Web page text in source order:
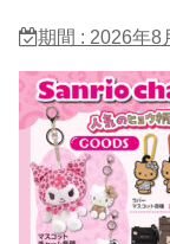
期間 : 2026年8